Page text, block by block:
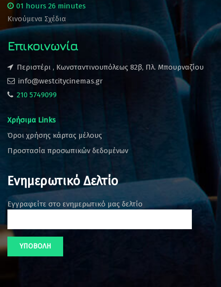
01 hours 26 minutes
Κινούμενα Σχέδια
Επικοινωνία
Περιστέρι , Κωνσταντινουπόλεως 82β, Πλ. Μπουρναζίου
info@westcitycinemas.gr
210 5749099
Χρήσιμα Links
Όροι χρήσης κάρτας μέλους
Προστασία προσωπικών δεδομένων
Ενημερωτικό Δελτίο
Εγγραφείτε στο ενημερωτικό μας δελτίο